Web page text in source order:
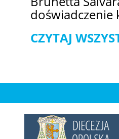
doświadczenie
CZYTAJ